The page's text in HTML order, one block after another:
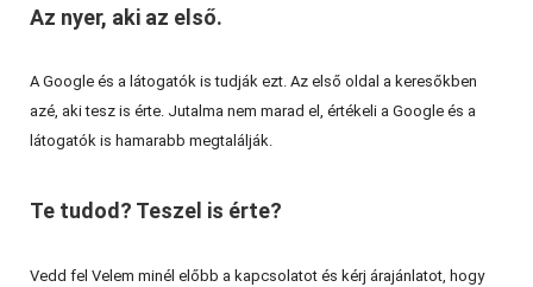
Az nyer, aki az első.
A Google és a látogatók is tudják ezt. Az első oldal a keresőkben
azé, aki tesz is érte. Jutalma nem marad el, értékeli a Google és a
látogatók is hamarabb megtalálják.
Te tudod? Teszel is érte?
Vedd fel Velem minél előbb a kapcsolatot és kérj árajánlatot, hogy